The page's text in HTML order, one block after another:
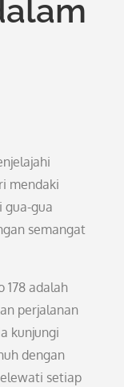
mendaki
gua-gua
semangat
178 adalah
perjalanan
kunjungi
dengan
setiap